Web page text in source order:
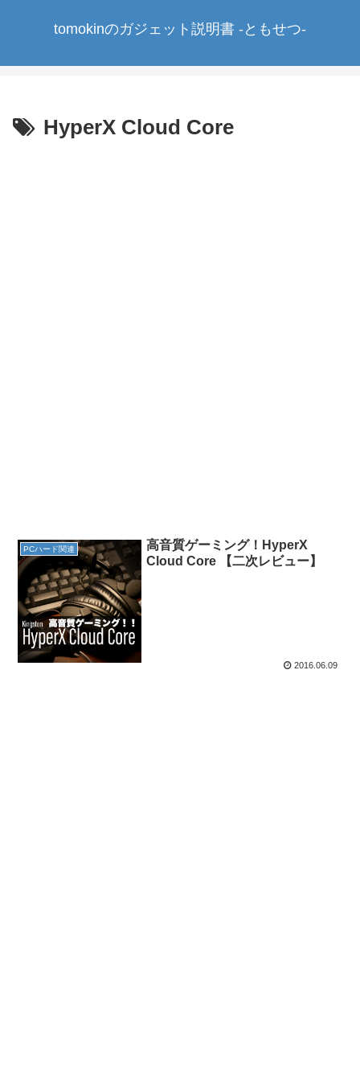
tomokinのガジェット説明書 -ともせつ-
HyperX Cloud Core
PCハード関連
高音質ゲーミング！HyperX
Cloud Core 【二次レビュー】
2016.06.09